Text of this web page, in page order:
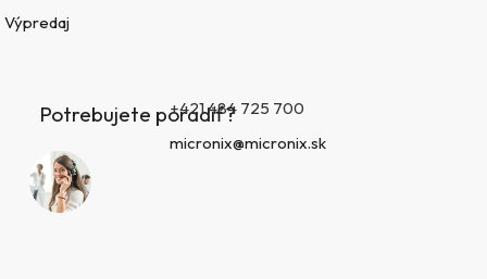
Výpredaj
Potrebujete poradiť?+421 484 725 700
micronix@micronix.sk